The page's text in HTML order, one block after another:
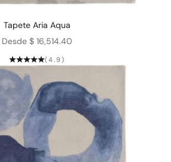
Tapete Aria Aqua
Precio de oferta
Desde $ 16,514.40
(4.9)